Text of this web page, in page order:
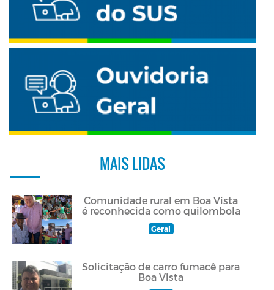
MAIS LIDAS
Comunidade rural em Boa Vista
é reconhecida como quilombola
Geral
Solicitação de carro fumacê para
Boa Vista